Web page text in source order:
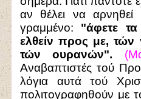
αν θέλει να
γραμμένο: "άφετε
ελθείν προς με, τών
τών ουρανών".
Αναβαπτιστές τού
λόγια αυτά τού
πολιτογραφηθούν με